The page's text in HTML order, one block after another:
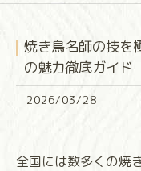
焼き鳥名師の技を
の魅力徹底ガイド
2026/03/28
全国には数多くの焼